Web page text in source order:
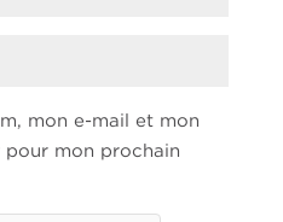
mon e-mail et mon
pour mon prochain